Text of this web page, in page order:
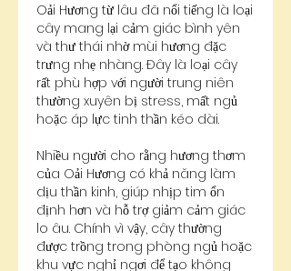
Oải Hương từ lâu đã nổi tiếng là loại
cây mang lại cảm giác bình yên
và thư thái nhờ mùi hương đặc
trưng nhẹ nhàng. Đây là loại cây
rất phù hợp với người trung niên
thường xuyên bị stress, mất ngủ
hoặc áp lực tinh thần kéo dài.
Nhiều người cho rằng hương thơm
của Oải Hương có khả năng làm
dịu thần kinh, giúp nhịp tim ổn
định hơn và hỗ trợ giảm cảm giác
lo âu. Chính vì vậy, cây thường
được trồng trong phòng ngủ hoặc
khu vực nghỉ ngơi để tạo không